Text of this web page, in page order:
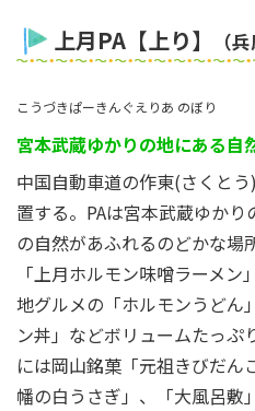
上月PA【上り】 （
こうづきぱーきんぐえりあ のぼり
宮本武蔵ゆかりの地にある自
中国自動車道の作東(さくと
置する。PAは宮本武蔵ゆか
の自然があふれるのどかな場
「上月ホルモン味噌ラーメ
地グルメの「ホルモンうどん
ン丼」などボリュームたっぷ
には岡山銘菓「元祖きびだん
幡の白うさぎ」、「大風呂敷